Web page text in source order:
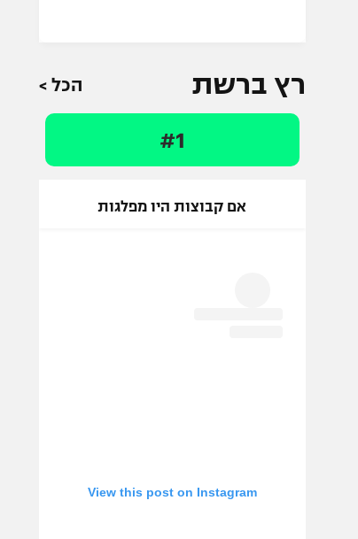
רץ ברשת הכל >
#1
אם קבוצות היו מפלגות
View this post on Instagram